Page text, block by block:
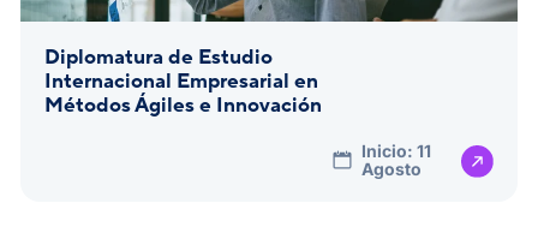
Diplomatura de Estudio
Internacional Empresarial en
Métodos Ágiles e Innovación
Inicio: 11
Agosto